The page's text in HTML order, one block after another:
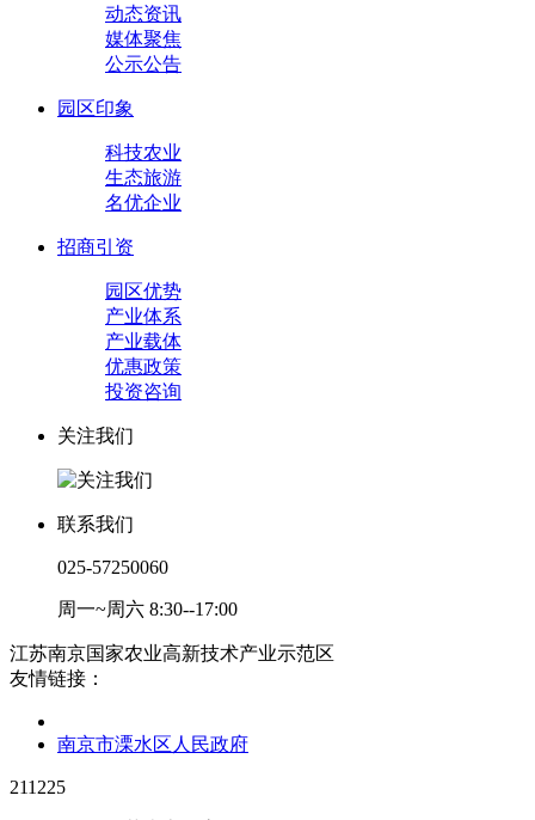
动态资讯
媒体聚焦
公示公告
园区印象
科技农业
生态旅游
名优企业
招商引资
园区优势
产业体系
产业载体
优惠政策
投资咨询
关注我们
联系我们
025-57250060
周一~周六 8:30--17:00
江苏南京国家农业高新技术产业示范区
友情链接：
南京市溧水区人民政府
211225